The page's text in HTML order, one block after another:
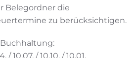
Belegordner die
zu berücksichtigen.
10.07. / 10.10. / 10.01.